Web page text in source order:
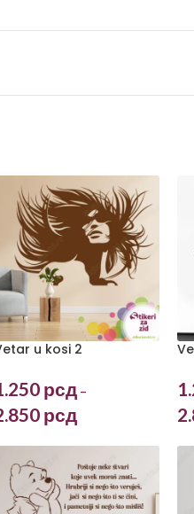
u kosi 2
рсд –
рсд